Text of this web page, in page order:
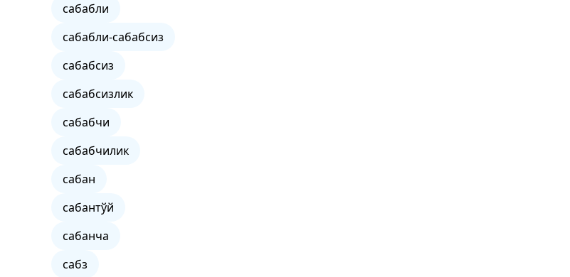
сабабли
сабабли-сабабсиз
сабабсиз
сабабсизлик
сабабчи
сабабчилик
сабан
сабантўй
сабанча
сабз